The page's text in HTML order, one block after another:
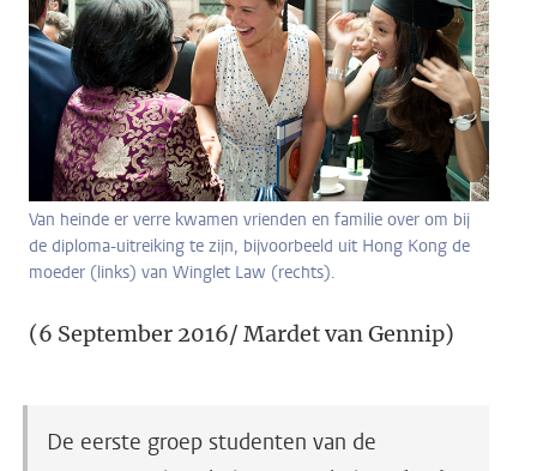
Van heinde er verre kwamen vrienden en familie over om bij
de diploma-uitreiking te zijn, bijvoorbeeld uit Hong Kong de
moeder (links) van Winglet Law (rechts).
(6 September 2016/ Mardet van Gennip)
De eerste groep studenten van de